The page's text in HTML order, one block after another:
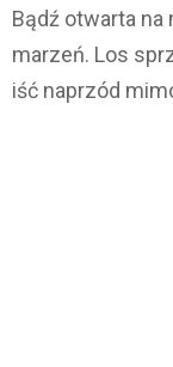
Bądź otwarta
marzeń. Los
iść naprzód